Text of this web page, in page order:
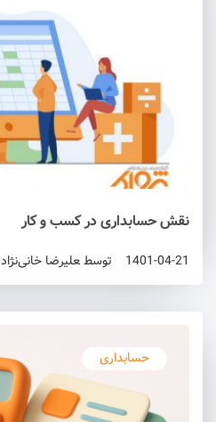
نقش حسابداری در کسب و کار
1401-04-21 توسط علیرضا خانی‌نژاد
حسابداری